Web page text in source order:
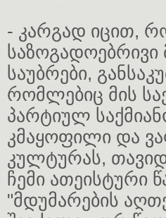
- კარგად იცით,
საუბრები,
რომლებიც მის
პარტიულ
კმაყოფილი და
კულტურას,
ჩემი ათეისტური
"მდუმარების